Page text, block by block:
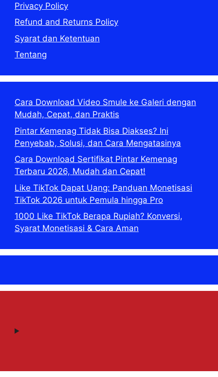
Privacy Policy
Refund and Returns Policy
Syarat dan Ketentuan
Tentang
Cara Download Video Smule ke Galeri dengan
Mudah, Cepat, dan Praktis
Pintar Kemenag Tidak Bisa Diakses? Ini
Penyebab, Solusi, dan Cara Mengatasinya
Cara Download Sertifikat Pintar Kemenag
Terbaru 2026, Mudah dan Cepat!
Like TikTok Dapat Uang: Panduan Monetisasi
TikTok 2026 untuk Pemula hingga Pro
1000 Like TikTok Berapa Rupiah? Konversi,
Syarat Monetisasi & Cara Aman